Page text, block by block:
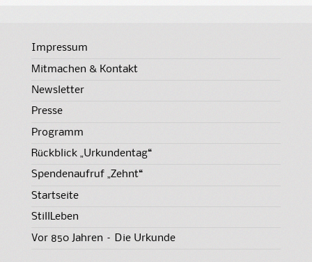
Impressum
Mitmachen & Kontakt
Newsletter
Presse
Programm
Rückblick „Urkundentag“
Spendenaufruf „Zehnt“
Startseite
StillLeben
Vor 850 Jahren – Die Urkunde